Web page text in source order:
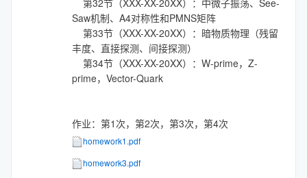
Saw机制、A4对称性和PMNS矩阵
第33节（XXX-XX-20XX）：暗物质物理（残留
丰度、直接探测、间接探测）
第34节（XXX-XX-20XX）：W-prime，Z-
prime，Vector-Quark
作业：第1次，第2次，第3次，第4次
homework1.pdf
homework3.pdf